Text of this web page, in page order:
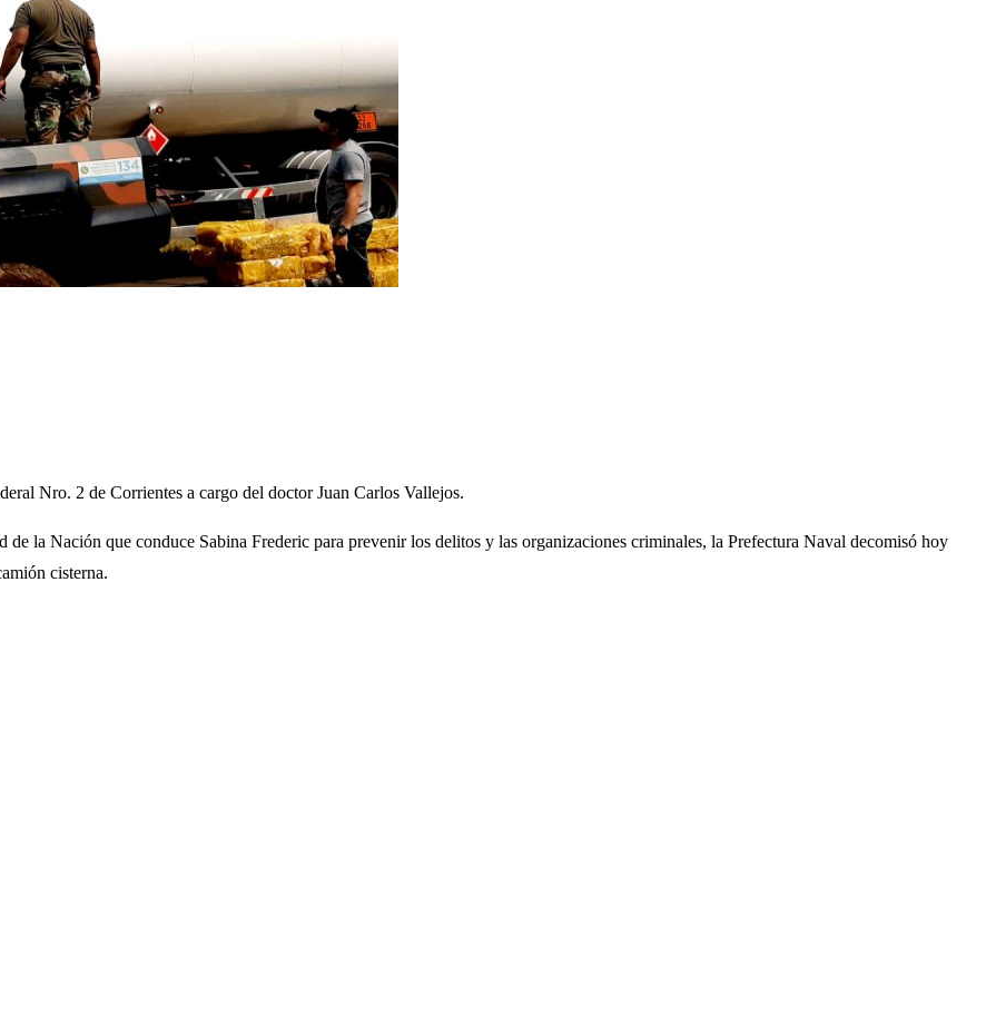
Nro. 2 de Corrientes a cargo del doctor Juan Carlos Vallejos.
la Nación que conduce Sabina Frederic para prevenir los delitos y las organizaciones criminales, la Prefectura Naval decomisó hoy
cisterna.